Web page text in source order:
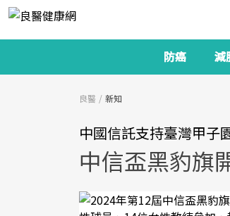
防癌 減
良醫 新知
中國信託支持臺灣甲子
中信盃黑豹旗